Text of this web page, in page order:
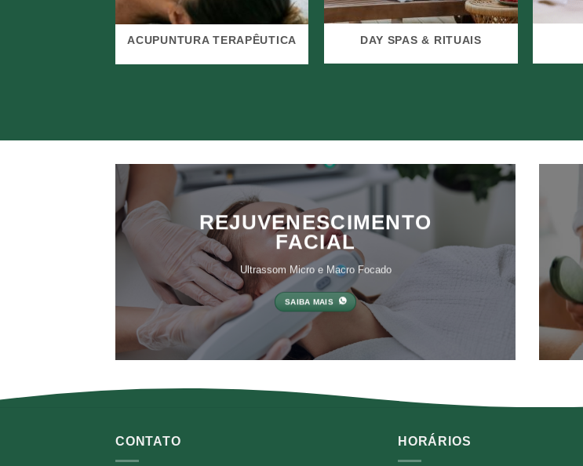
ACUPUNTURA TERAPÊUTICA DAY SPAS & RITUAIS
REJUVENESCIMENTO
FACIAL
Ultrassom Micro e Macro Focado
SAIBA MAIS
CONTATO HORÁRIOS